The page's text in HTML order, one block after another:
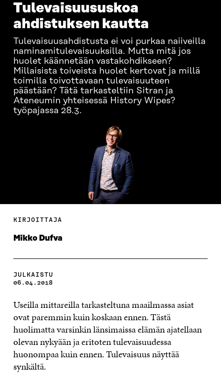
Tulevaisuususkoa
ahdistuksen kautta
Tulevaisuusahdistusta ei voi purkaa naiiveilla
naminamitulevaisuuksilla. Mutta mitä jos
huolet käännetään vastakohdikseen?
Millaisista toiveista huolet kertovat ja millä
toimilla toivottavaan tulevaisuuteen
päästään? Tätä tarkasteltiin Sitran ja
Ateneumin yhteisessä History Wipes?
työpajassa 28.3.
KIRJOITTAJA
Mikko Dufva
JULKAISTU
06.04.2018
Useilla mittareilla tarkasteltuna maailmassa asiat
ovat paremmin kuin koskaan ennen. Tästä
huolimatta varsinkin länsimaissa elämän ajatellaan
olevan nykyään ja eritoten tulevaisuudessa
huonompaa kuin ennen. Tulevaisuus näyttää
synkältä.